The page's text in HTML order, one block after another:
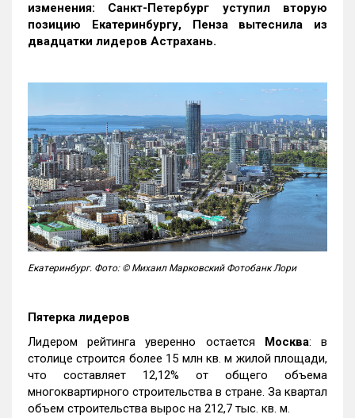
изменения: Санкт-Петербург уступил вторую
позицию Екатеринбургу, Пенза вытеснила из
двадцатки лидеров Астрахань.
Екатеринбург. Фото: © Михаил Марковский Фотобанк Лори
Пятерка лидеров
Лидером рейтинга уверенно остается Москва: в
столице строится более 15 млн кв. м жилой площади,
что составляет 12,12% от общего объема
многоквартирного строительства в стране. За квартал
объем строительства вырос на 212,7 тыс. кв. м.